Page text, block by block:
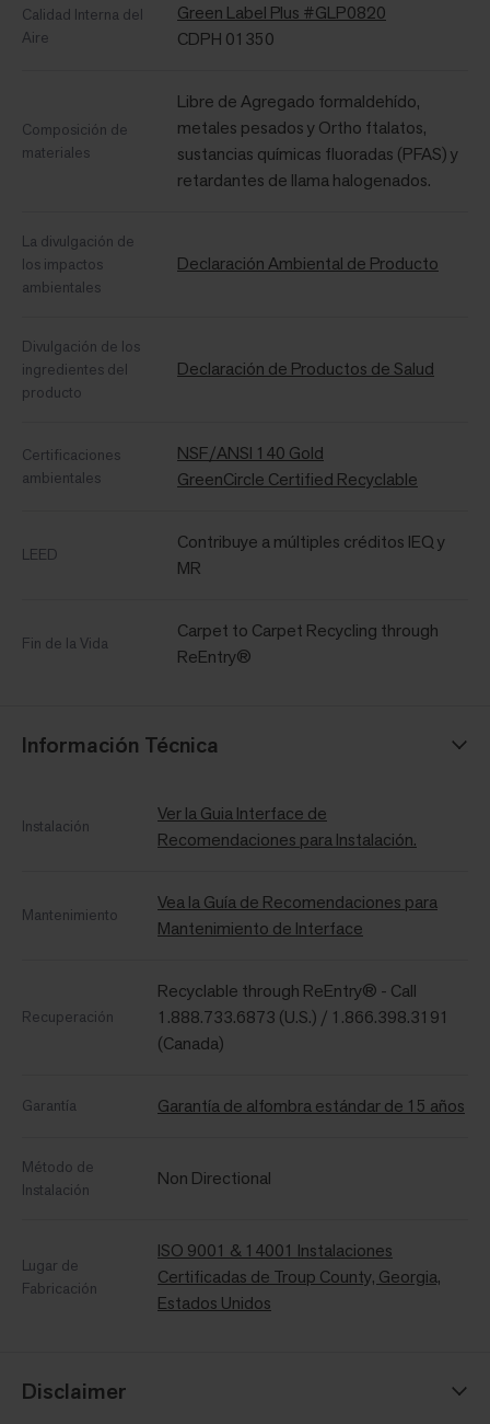
Calidad Interna del
Aire
Green Label Plus #GLP0820
CDPH 01350
Composición de
materiales
Libre de Agregado formaldehído,
metales pesados ​​y Ortho ftalatos,
sustancias químicas fluoradas (PFAS) y
retardantes de llama halogenados.
La divulgación de
los impactos
ambientales
Declaración Ambiental de Producto
Divulgación de los
ingredientes del
producto
Declaración de Productos de Salud
Certificaciones
ambientales
NSF/ANSI 140 Gold
GreenCircle Certified Recyclable
LEED
Contribuye a múltiples créditos IEQ y
MR
Fin de la Vida
Carpet to Carpet Recycling through
ReEntry®
Información Técnica
Instalación
Ver la Guia Interface de
Recomendaciones para Instalación.
Mantenimiento
Vea la Guía de Recomendaciones para
Mantenimiento de Interface
Recuperación
Recyclable through ReEntry® - Call
1.888.733.6873 (U.S.) / 1.866.398.3191
(Canada)
Garantía Garantía de alfombra estándar de 15 años
Método de
Instalación
Non Directional
Lugar de
Fabricación
ISO 9001 & 14001 Instalaciones
Certificadas de Troup County, Georgia,
Estados Unidos
Disclaimer